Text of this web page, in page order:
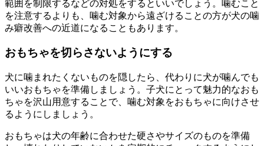
範囲を制限するなどの対処をするといいでしょう。噛むこと
を注意するよりも、噛む対象から遠ざけることの方が犬の噛
み癖改善への近道になることもあります。
おもちゃを切らさないようにする
犬に噛まれたくないものを隠したら、代わりに犬が噛んでも
いいおもちゃを準備しましょう。子犬にとって魅力的なおも
ちゃを沢山用意することで、噛む対象をおもちゃに向けさせ
るようにしましょう。
おもちゃは犬の年齢に合わせた硬さやサイズのものを準備